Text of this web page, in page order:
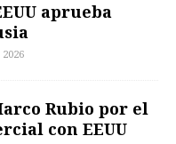
aprueba
Rubio por el
con EEUU